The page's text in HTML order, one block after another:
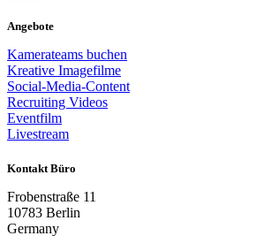
Angebote
Kamerateams buchen
Kreative Imagefilme
Social-Media-Content
Recruiting Videos
Eventfilm
Livestream
Kontakt Büro
Frobenstraße 11
10783 Berlin
Germany